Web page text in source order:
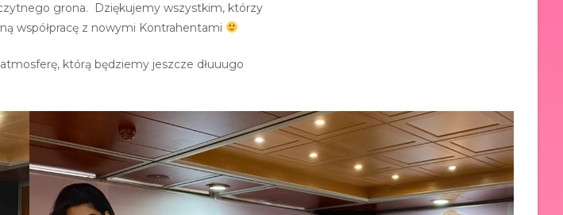
grona. Dziękujemy wszystkim, którzy
współpracę z nowymi Kontrahentami
którą będziemy jeszcze dłuuugo